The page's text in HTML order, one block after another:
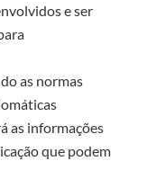
e ser
as normas
as informações
que podem